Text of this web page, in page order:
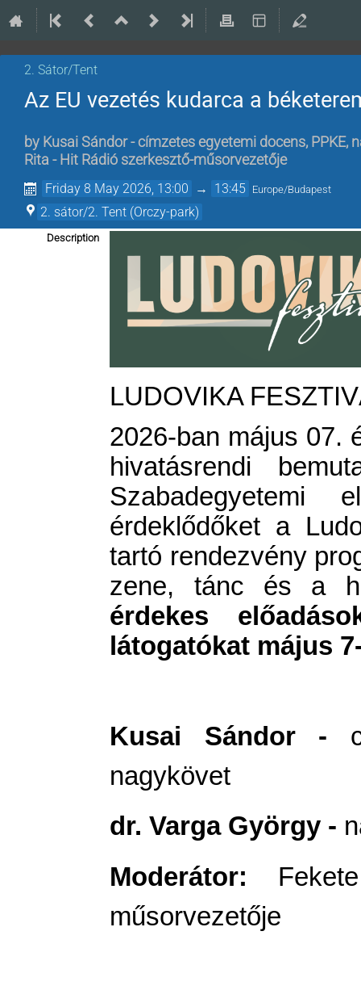
2. Sátor/Tent
Az EU vezetés kudarca a
by Kusai Sándor - címzetes egyetemi docens, PPKE,
Rita - Hit Rádió szerkesztő-műsorvezetője
Friday 8 May 2026, 13:00 → 13:45 Europe/Budapest
2. sátor/2. Tent (Orczy-park)
Description
LUDOVIKA
2026-ban május 07.
hivatásrendi
érdeklődőket a
tartó rendezvény
zene, tánc és a
érdekes
látogatókat május
Kusai Sándor -
nagykövet
dr. Varga György -
Moderátor:
műsorvezetője